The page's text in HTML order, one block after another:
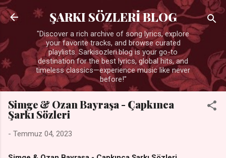
Ana içeriğe atla
ŞARKI SÖZLERİ BLOG
"Discover a rich archive of song lyrics, explore
your favorite tracks, and browse curated
playlists. Sarkisozleri.blog is your go-to
destination for the best lyrics, global hits, and
timeless classics—experience music like never
before!"
Simge & Ozan Bayraşa - Çapkınca
Şarkı Sözleri
- Temmuz 04, 2023